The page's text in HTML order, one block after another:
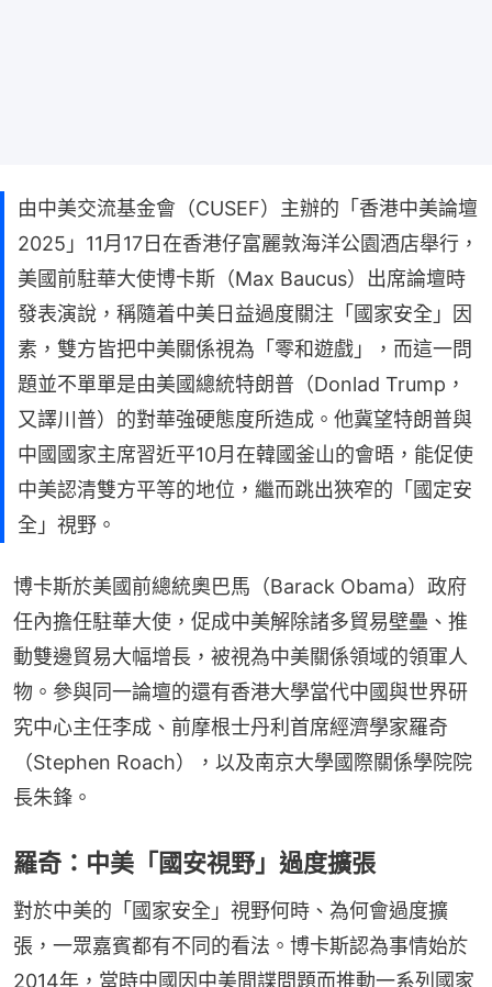
由中美交流基金會（CUSEF）主辦的「香港中美論壇
2025」11月17日在香港仔富麗敦海洋公園酒店舉行，
美國前駐華大使博卡斯（Max Baucus）出席論壇時
發表演說，稱隨着中美日益過度關注「國家安全」因
素，雙方皆把中美關係視為「零和遊戲」，而這一問
題並不單單是由美國總統特朗普（Donlad Trump，
又譯川普）的對華強硬態度所造成。他冀望特朗普與
中國國家主席習近平10月在韓國釜山的會晤，能促使
中美認清雙方平等的地位，繼而跳出狹窄的「國定安
全」視野。
博卡斯於美國前總統奧巴馬（Barack Obama）政府
任內擔任駐華大使，促成中美解除諸多貿易壁壘、推
動雙邊貿易大幅增長，被視為中美關係領域的領軍人
物。參與同一論壇的還有香港大學當代中國與世界研
究中心主任李成、前摩根士丹利首席經濟學家羅奇
（Stephen Roach），以及南京大學國際關係學院院
長朱鋒。
羅奇：中美「國安視野」過度擴張
對於中美的「國家安全」視野何時、為何會過度擴
張，一眾嘉賓都有不同的看法。博卡斯認為事情始於
2014年，當時中國因中美間諜問題而推動一系列國家